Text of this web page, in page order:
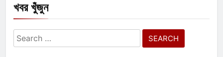
খবর খুঁজুন
Search
for: